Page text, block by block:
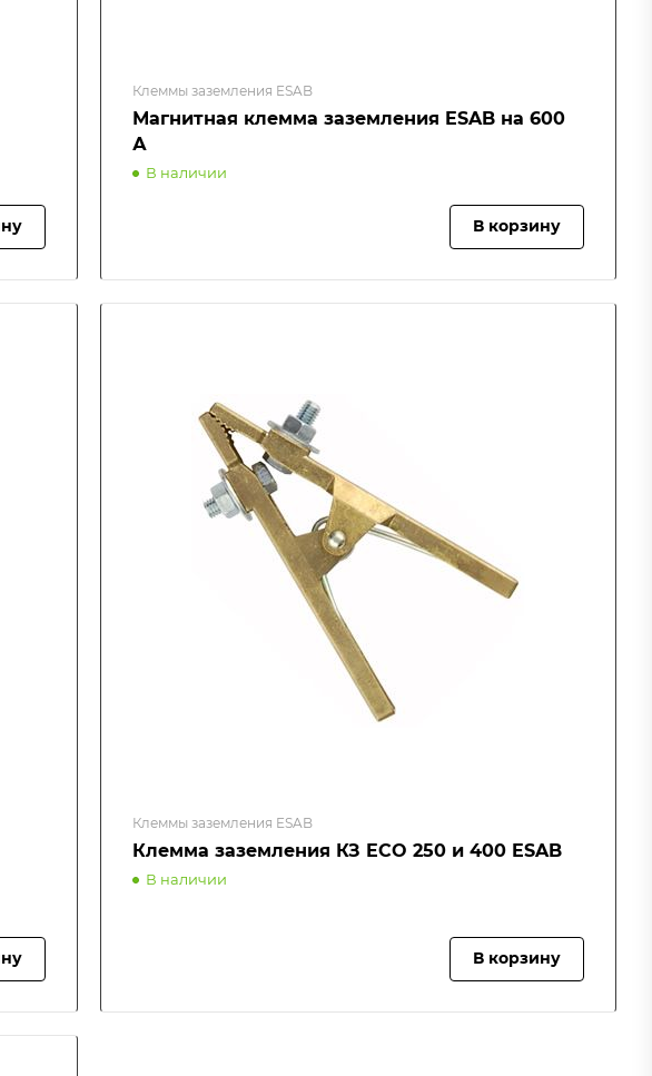
Клеммы заземления ESAB
Магнитная клемма заземления ESAB на 600
А
В наличии
В корзину
Клеммы заземления ESAB
Клемма заземления КЗ ECO 250 и 400 ESAB
В наличии
В корзину